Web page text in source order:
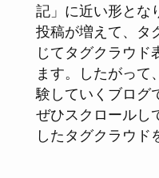
記」に近い形とな
投稿が増えて、タ
じてタグクラウド
ます。したがって
験していくブログ
ぜひスクロールし
したタグクラウド